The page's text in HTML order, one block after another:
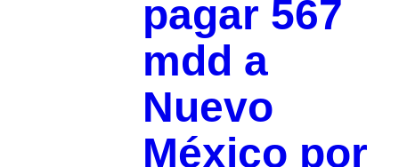
pagar 567
mdd a
Nuevo
México por